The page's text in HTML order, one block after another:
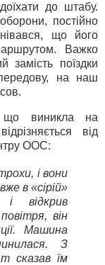
до штабу.
постійно
що його
Важко
замість поїздки
на наш
що виникла на
від
ООС:
і вони
в «сірій»
відкрив
він
Машина
З
сказав їм